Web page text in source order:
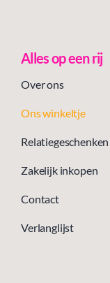
Alles op een rij
Over ons
Ons winkeltje
Relatiegeschenken
Zakelijk inkopen
Contact
Verlanglijst